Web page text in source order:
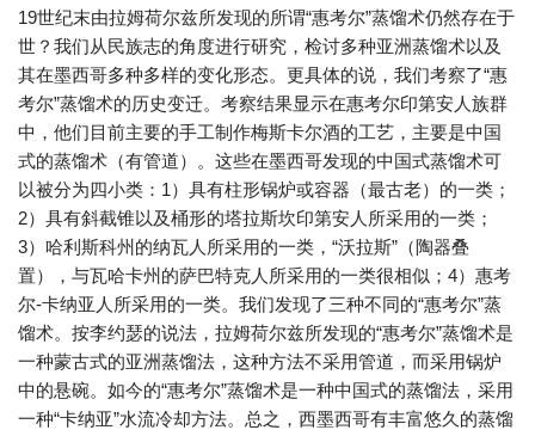
19世纪末由拉姆荷尔兹所发现的所谓“惠考尔”蒸馏术仍然存在于
世？我们从民族志的角度进行研究，检讨多种亚洲蒸馏术以及
其在墨西哥多种多样的变化形态。更具体的说，我们考察了“惠
考尔”蒸馏术的历史变迁。考察结果显示在惠考尔印第安人族群
中，他们目前主要的手工制作梅斯卡尔酒的工艺，主要是中国
式的蒸馏术（有管道）。这些在墨西哥发现的中国式蒸馏术可
以被分为四小类：1）具有柱形锅炉或容器（最古老）的一类；
2）具有斜截锥以及桶形的塔拉斯坎印第安人所采用的一类；
3）哈利斯科州的纳瓦人所采用的一类，“沃拉斯”（陶器叠
置），与瓦哈卡州的萨巴特克人所采用的一类很相似；4）惠考
尔-卡纳亚人所采用的一类。我们发现了三种不同的“惠考尔”蒸
馏术。按李约瑟的说法，拉姆荷尔兹所发现的“惠考尔”蒸馏术是
一种蒙古式的亚洲蒸馏法，这种方法不采用管道，而采用锅炉
中的悬碗。如今的“惠考尔”蒸馏术是一种中国式的蒸馏法，采用
一种“卡纳亚”水流冷却方法。总之，西墨西哥有丰富悠久的蒸馏